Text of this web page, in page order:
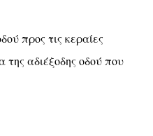
προς τις κεραίες
αδιέξοδης οδού που